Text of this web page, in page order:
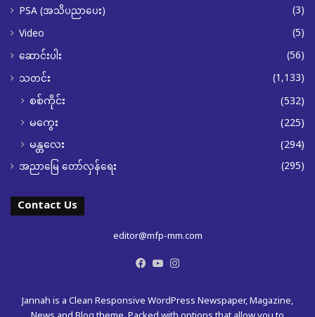
PSA (အသိပညာပေး)
(3)
Video
(5)
ဆောင်းပါး
(56)
သတင်း
(1,133)
စစ်ကိုင်း
(532)
မကွေး
(225)
မန္တလေး
(294)
အညာမြေ တော်လှန်ရေး (295)
Contact Us
editor@mfp-mm.com
Facebook
YouTube
Jannah is a Clean Responsive WordPress Newspaper, Magazine,